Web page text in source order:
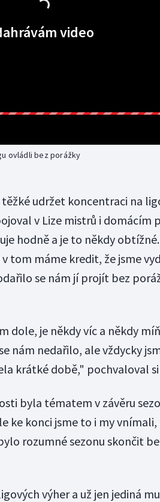
video
ovládli bez porážky
udržet koncentraci na
v Lize mistrů i domácím
hodně a je to někdy
tom máme kredit, že jsme
se nám jí projít bez
dole, je někdy víc a někdy
nám nedařilo, ale vždycky
krátké době," pochvaloval si
byla tématem v závěru
ke konci jsme to i my vnímali,
rozumné sezonu skončit
výher a už jen jediná